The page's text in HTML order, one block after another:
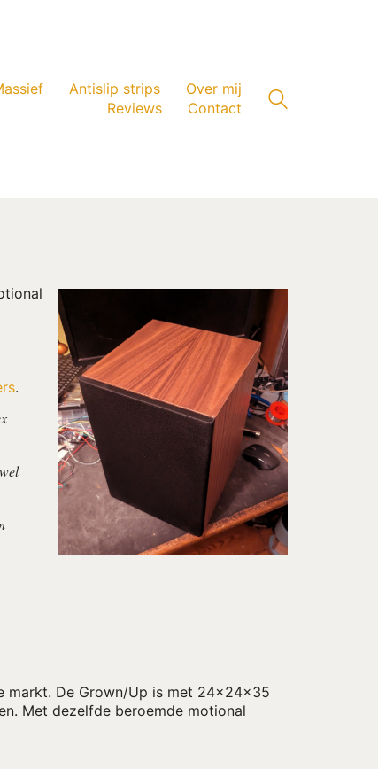
Antislip strips
Over mij
Reviews
Contact
.
markt. De Grown/Up is met 24x24x35
Met dezelfde beroemde motional